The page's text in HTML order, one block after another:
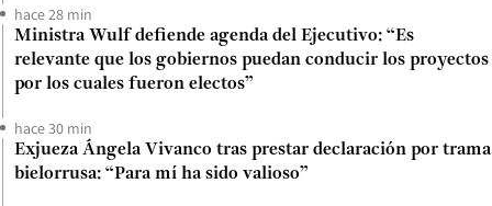
hace 28 min
Ministra Wulf defiende agenda del Ejecutivo: “Es
relevante que los gobiernos puedan conducir los proyectos
por los cuales fueron electos”
hace 30 min
Exjueza Ángela Vivanco tras prestar declaración por trama
bielorrusa: “Para mí ha sido valioso”